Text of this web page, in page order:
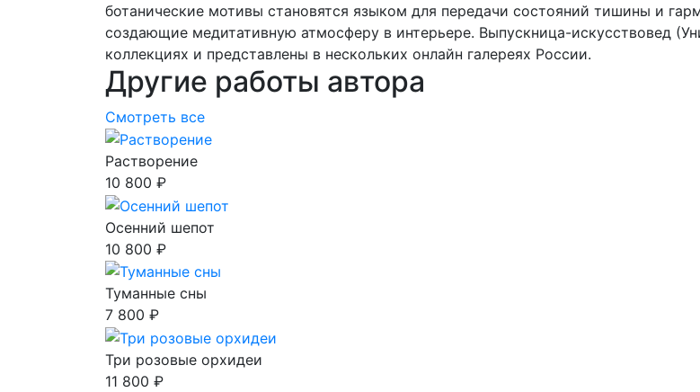
ботанические мотивы становятся языком для передачи состояний тишины и
создающие медитативную атмосферу в интерьере. Выпускница-искусствовед
коллекциях и представлены в нескольких онлайн галереях России.
Другие работы автора
Смотреть все
Растворение
10 800 ₽
Осенний шепот
10 800 ₽
Туманные сны
7 800 ₽
Три розовые орхидеи
11 800 ₽